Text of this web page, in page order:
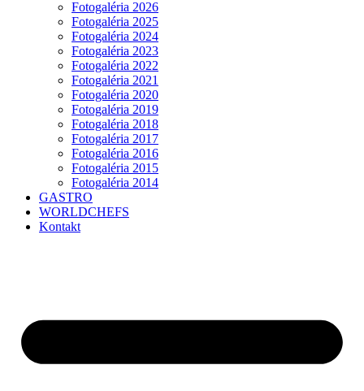
Fotogaléria 2026
Fotogaléria 2025
Fotogaléria 2024
Fotogaléria 2023
Fotogaléria 2022
Fotogaléria 2021
Fotogaléria 2020
Fotogaléria 2019
Fotogaléria 2018
Fotogaléria 2017
Fotogaléria 2016
Fotogaléria 2015
Fotogaléria 2014
GASTRO
WORLDCHEFS
Kontakt